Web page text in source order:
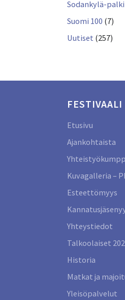
Sodankylä-
Suomi 100 (7)
Uutiset (257)
FESTIVAALI
Etusivu
Ajankohtaista
Kuvagalleria –
Esteettömyys
Yhteystiedot
Talkoolaiset
Historia
Matkat ja
Yleisöpalvelut